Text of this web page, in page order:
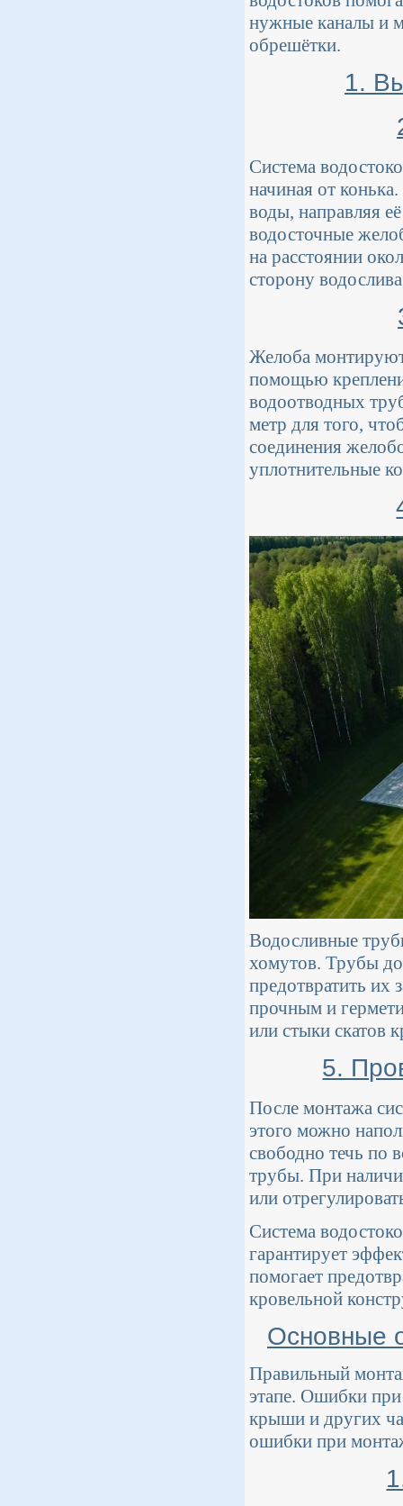
нужные каналы и
обрешётки.
1.
Система
начиная от
воды, направляя
водосточные
на расстоянии
сторону
Желоба
помощью
водоотводных
метр для того,
соединения
уплотнительные
Водосливные
хомутов. Трубы
предотвратить их
прочным и
или стыки скатов
5.
После монтажа
этого можно
свободно течь по
трубы. При
или
Система
гарантирует
помогает
кровельной
Основные
Правильный
этапе. Ошибки
крыши и других
ошибки при